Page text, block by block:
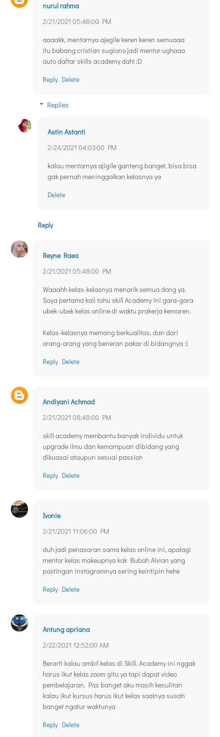
nurul rahma
2/21/2021 05:48:00 PM
aaaakk, mentornya ajegile keren keren semuaaa
itu babang cristian sugiono jadi mentor ughaaa
auto daftar skills academy dah! :D
Reply Delete
Replies
Astin Astanti
2/24/2021 04:03:00 PM
kalau mentornya ajigile ganteng banget, bisa bisa
gak pernah meninggalkan kelasnya ya
Delete
Reply
Reyne Raea
2/21/2021 05:48:00 PM
Waaahh kelas-kelasnya menarik semua dong ya.
Saya pertama kali tahu skill Academy ini gara-gara
ubek-ubek kelas online di waktu prakerja kemaren.
Kelas-kelasnya memang berkualitas, dan dari
orang-orang yang beneran pakar di bidangnya :)
Reply Delete
Andiyani Achmad
2/21/2021 08:48:00 PM
skill academy membantu banyak individu untuk
upgrade ilmu dan kemampuan dibidang yang
dikuasai ataupun sesuai passion
Reply Delete
Ivonie
2/21/2021 11:06:00 PM
duh jadi penasaran sama kelas online ini, apalagi
mentor kelas makeupnya kak Bubah Alvian yang
postingan instagramnya sering keintipin hehe
Reply Delete
Antung apriana
2/22/2021 12:52:00 AM
Berarti kalau ambil kelas di Skill. Academy ini nggak
harus ikut kelas zoom gitu ya tapi dapat video
pembelajaran. Pas banget aku masih kesulitan
kalau ikut kursus harus ikut kelas soalnya susah
banget ngatur waktunya
Reply Delete